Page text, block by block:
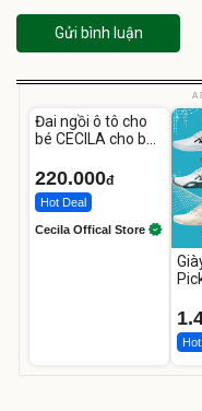
Gửi bình luận
Đai ngồi ô tô cho
bé CECILA cho bé
220.000đ
Hot Deal
Cecila Offical Store